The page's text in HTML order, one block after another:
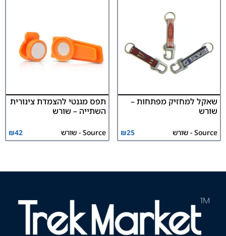
שאקל למחזיק מפתחות –
שורש
Source - שורש ₪25
תפס מגנטי להצמדת צינורית
השתייה – שורש
Source - שורש ₪42